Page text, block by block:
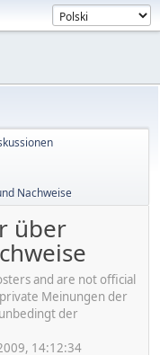
Nachweise
über
and are not official
Meinungen der
der
14:12:34